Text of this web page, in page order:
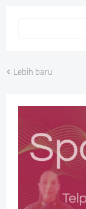
Lebih baru